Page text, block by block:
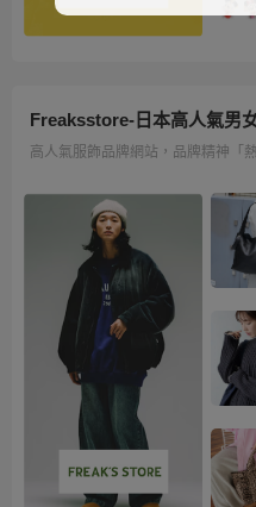
Freaksstore-日本高人氣男
高人氣服飾品牌網站，品牌精神「